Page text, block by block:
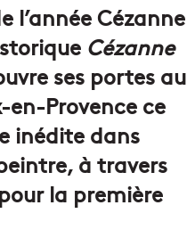
l’année Cézanne
Cézanne
ses portes au
en-Provence ce
inédite dans
à travers
la première